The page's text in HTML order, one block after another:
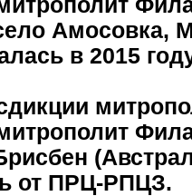
Амосовка,
в 2015
от ПРЦ-РПЦЗ.